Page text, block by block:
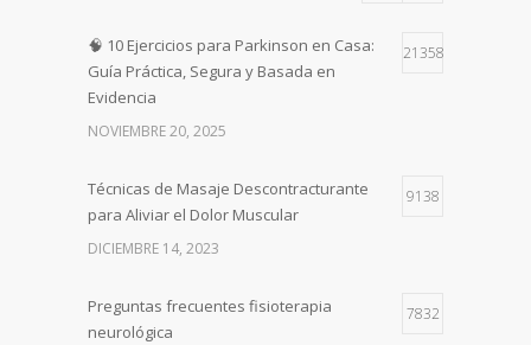
🧠 10 Ejercicios para Parkinson en Casa:
Guía Práctica, Segura y Basada en
Evidencia
21358
NOVIEMBRE 20, 2025
Técnicas de Masaje Descontracturante
para Aliviar el Dolor Muscular
9138
DICIEMBRE 14, 2023
Preguntas frecuentes fisioterapia
neurológica
7832